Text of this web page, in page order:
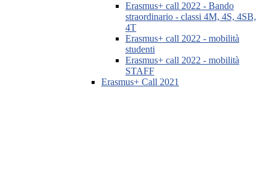
Erasmus+ call 2022 - Bando
straordinario - classi 4M, 4S, 4SB,
4T
Erasmus+ call 2022 - mobilità
studenti
Erasmus+ call 2022 - mobilità
STAFF
Erasmus+ Call 2021